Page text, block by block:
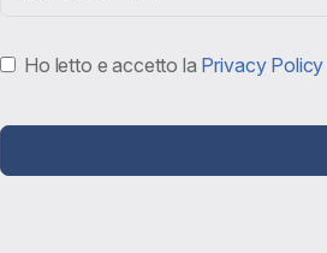
Ho letto e accetto la Privacy Policy